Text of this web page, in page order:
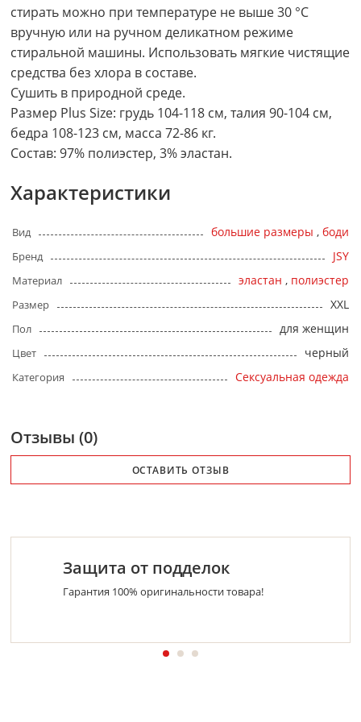
стирать можно при температуре не выше 30 °C
вручную или на ручном деликатном режиме
стиральной машины. Использовать мягкие чистящие
средства без хлора в составе.
Сушить в природной среде.
Размер Plus Size: грудь 104-118 см, талия 90-104 см,
бедра 108-123 см, масса 72-86 кг.
Состав: 97% полиэстер, 3% эластан.
Характеристики
Вид большие размеры , боди
Бренд JSY
Материал эластан , полиэстер
Размер XXL
Пол для женщин
Цвет черный
Категория Сексуальная одежда
Отзывы (0)
ОСТАВИТЬ ОТЗЫВ
Защита от подделок
Гарантия 100% оригинальности товара!